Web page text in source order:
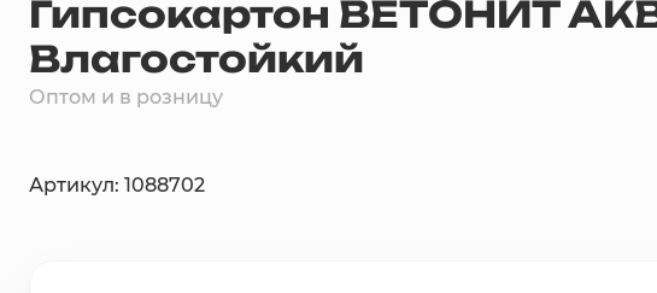
Профиль, комплектующие для
ГКЛ
Блоки строительные,
Потолки подвесные
Гипсокартон ВЕТОНИТ
Влагостойкий
Оптом и в розницу
Артикул: 1088702